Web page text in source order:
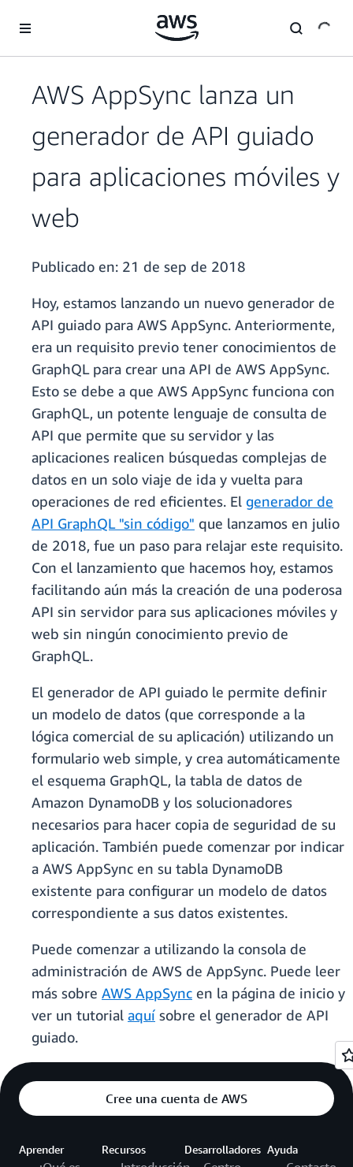
AWS AppSync lanza un
generador de API guiado
para aplicaciones móviles y
web
Publicado en: 21 de sep de 2018
Hoy, estamos lanzando un nuevo generador de
API guiado para AWS AppSync. Anteriormente,
era un requisito previo tener conocimientos de
GraphQL para crear una API de AWS AppSync.
Esto se debe a que AWS AppSync funciona con
GraphQL, un potente lenguaje de consulta de
API que permite que su servidor y las
aplicaciones realicen búsquedas complejas de
datos en un solo viaje de ida y vuelta para
operaciones de red eficientes. El generador de
API GraphQL "sin código" que lanzamos en julio
de 2018, fue un paso para relajar este requisito.
Con el lanzamiento que hacemos hoy, estamos
facilitando aún más la creación de una poderosa
API sin servidor para sus aplicaciones móviles y
web sin ningún conocimiento previo de
GraphQL.
El generador de API guiado le permite definir
un modelo de datos (que corresponde a la
lógica comercial de su aplicación) utilizando un
formulario web simple, y crea automáticamente
el esquema GraphQL, la tabla de datos de
Amazon DynamoDB y los solucionadores
necesarios para hacer copia de seguridad de su
aplicación. También puede comenzar por indicar
a AWS AppSync en su tabla DynamoDB
existente para configurar un modelo de datos
correspondiente a sus datos existentes.
Puede comenzar a utilizando la consola de
administración de AWS de AppSync. Puede leer
más sobre AWS AppSync en la página de inicio y
ver un tutorial aquí sobre el generador de API
guiado.
Cree una cuenta de AWS
Aprender Recursos Desarrolladores Ayuda